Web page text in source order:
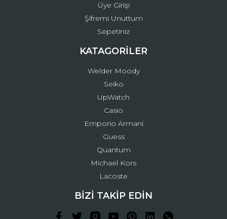
Üye Girişi
Şifremi Unuttum
Sepetiniz
KATAGORİLER
Welder Moody
Seiko
UpWatch
Casio
Emporio Armani
Guess
Quantum
Michael Kors
Lacoste
BİZİ TAKİP EDİN